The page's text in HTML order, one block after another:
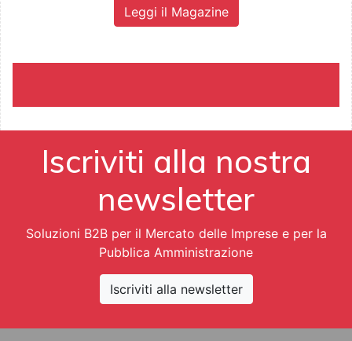
Leggi il Magazine
Iscriviti alla nostra
newsletter
Soluzioni B2B per il Mercato delle Imprese e per la
Pubblica Amministrazione
Iscriviti alla newsletter